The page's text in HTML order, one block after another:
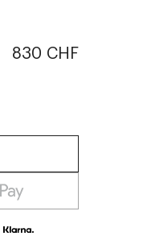
830 CHF